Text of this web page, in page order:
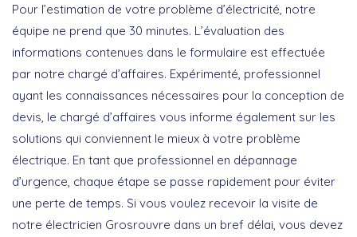
Pour l’estimation de votre problème d’électricité, notre
équipe ne prend que 30 minutes. L’évaluation des
informations contenues dans le formulaire est effectuée
par notre chargé d’affaires. Expérimenté, professionnel
ayant les connaissances nécessaires pour la conception de
devis, le chargé d’affaires vous informe également sur les
solutions qui conviennent le mieux à votre problème
électrique. En tant que professionnel en dépannage
d’urgence, chaque étape se passe rapidement pour éviter
une perte de temps. Si vous voulez recevoir la visite de
notre électricien Grosrouvre dans un bref délai, vous devez